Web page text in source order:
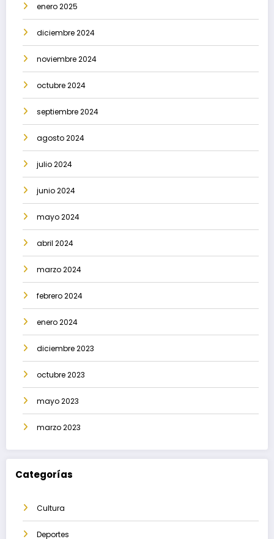
enero 2025
diciembre 2024
noviembre 2024
octubre 2024
septiembre 2024
agosto 2024
julio 2024
junio 2024
mayo 2024
abril 2024
marzo 2024
febrero 2024
enero 2024
diciembre 2023
octubre 2023
mayo 2023
marzo 2023
Categorías
Cultura
Deportes